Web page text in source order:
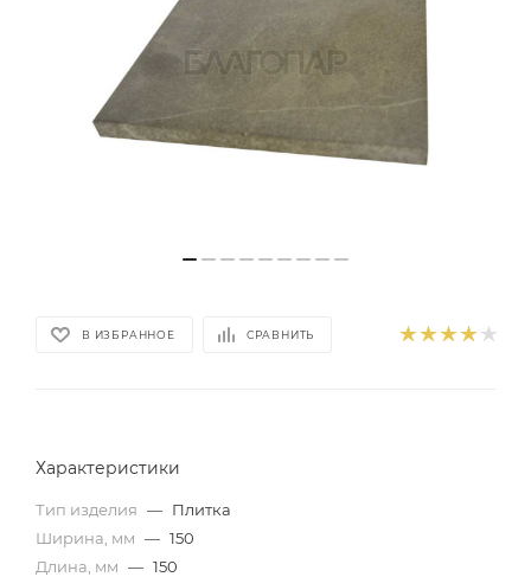
В ИЗБРАННОЕ СРАВНИТЬ
Характеристики
Тип изделия — Плитка
Ширина, мм — 150
Длина, мм — 150